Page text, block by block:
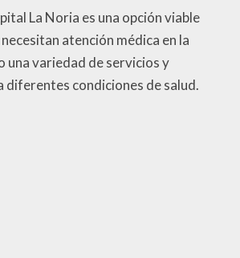
La Noria es una opción viable
atención médica en la
una variedad de servicios y
condiciones de salud.